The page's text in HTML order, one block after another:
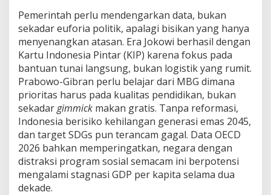
Pemerintah perlu mendengarkan data, bukan
sekadar euforia politik, apalagi bisikan yang hanya
menyenangkan atasan. Era Jokowi berhasil dengan
Kartu Indonesia Pintar (KIP) karena fokus pada
bantuan tunai langsung, bukan logistik yang rumit.
Prabowo-Gibran perlu belajar dari MBG dimana
prioritas harus pada kualitas pendidikan, bukan
sekadargimmick makan gratis. Tanpa reformasi,
Indonesia berisiko kehilangan generasi emas 2045,
dan target SDGs pun terancam gagal. Data OECD
2026 bahkan memperingatkan, negara dengan
distraksi program sosial semacam ini berpotensi
mengalami stagnasi GDP per kapita selama dua
dekade.